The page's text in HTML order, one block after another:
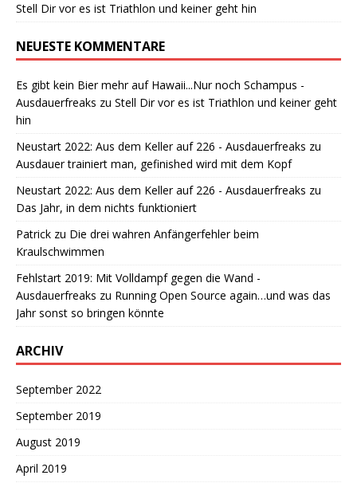
Stell Dir vor es ist Triathlon und keiner geht hin
NEUESTE KOMMENTARE
Es gibt kein Bier mehr auf Hawaii...Nur noch Schampus -
Ausdauerfreaks zu Stell Dir vor es ist Triathlon und keiner geht
hin
Neustart 2022: Aus dem Keller auf 226 - Ausdauerfreaks zu
Ausdauer trainiert man, gefinished wird mit dem Kopf
Neustart 2022: Aus dem Keller auf 226 - Ausdauerfreaks zu
Das Jahr, in dem nichts funktioniert
Patrick zu Die drei wahren Anfängerfehler beim
Kraulschwimmen
Fehlstart 2019: Mit Volldampf gegen die Wand -
Ausdauerfreaks zu Running Open Source again…und was das
Jahr sonst so bringen könnte
ARCHIV
September 2022
September 2019
August 2019
April 2019